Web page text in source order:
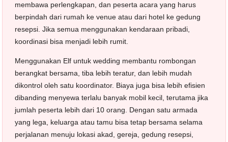
membawa perlengkapan, dan peserta acara yang harus
berpindah dari rumah ke venue atau dari hotel ke gedung
resepsi. Jika semua menggunakan kendaraan pribadi,
koordinasi bisa menjadi lebih rumit.
Menggunakan Elf untuk wedding membantu rombongan
berangkat bersama, tiba lebih teratur, dan lebih mudah
dikontrol oleh satu koordinator. Biaya juga bisa lebih efisien
dibanding menyewa terlalu banyak mobil kecil, terutama jika
jumlah peserta lebih dari 10 orang. Dengan satu armada
yang lega, keluarga atau tamu bisa tetap bersama selama
perjalanan menuju lokasi akad, gereja, gedung resepsi,